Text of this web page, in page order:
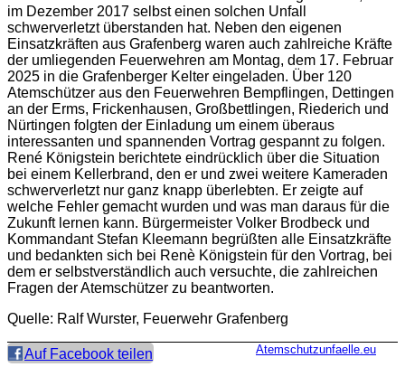
im Dezember 2017 selbst einen solchen Unfall
schwerverletzt überstanden hat. Neben den eigenen
Einsatzkräften aus Grafenberg waren auch zahlreiche Kräfte
der umliegenden Feuerwehren am Montag, dem 17. Februar
2025 in die Grafenberger Kelter eingeladen. Über 120
Atemschützer aus den Feuerwehren Bempflingen, Dettingen
an der Erms, Frickenhausen, Großbettlingen, Riederich und
Nürtingen folgten der Einladung um einem überaus
interessanten und spannenden Vortrag gespannt zu folgen.
René Königstein berichtete eindrücklich über die Situation
bei einem Kellerbrand, den er und zwei weitere Kameraden
schwerverletzt nur ganz knapp überlebten. Er zeigte auf
welche Fehler gemacht wurden und was man daraus für die
Zukunft lernen kann. Bürgermeister Volker Brodbeck und
Kommandant Stefan Kleemann begrüßten alle Einsatzkräfte
und bedankten sich bei Renè Königstein für den Vortrag, bei
dem er selbstverständlich auch versuchte, die zahlreichen
Fragen der Atemschützer zu beantworten.
Quelle: Ralf Wurster, Feuerwehr Grafenberg
Auf Facebook teilen Atemschutzunfaelle.eu